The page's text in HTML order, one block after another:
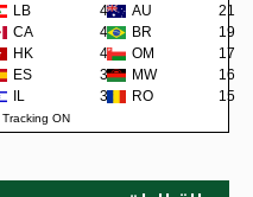
LB 48 AU
21
CA 45 BR
19
HK 42 OM
17
ES 38 MW
16
IL 36 RO 15
Tracking ON